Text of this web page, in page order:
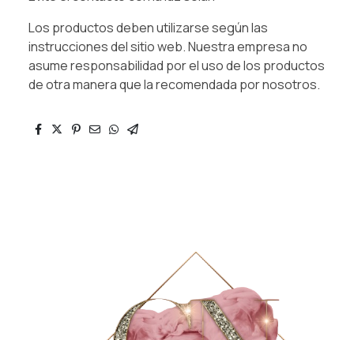
Los productos deben utilizarse según las
instrucciones del sitio web. Nuestra empresa no
asume responsabilidad por el uso de los productos
de otra manera que la recomendada por nosotros.